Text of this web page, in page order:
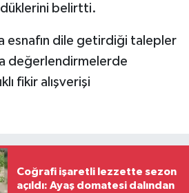
belirtti.
esnafın dile getirdiği talepler
değerlendirmelerde
fikir alışverişi
Coğrafi işaretli lezzette sezon
açıldı: Ayaş domatesi dalından